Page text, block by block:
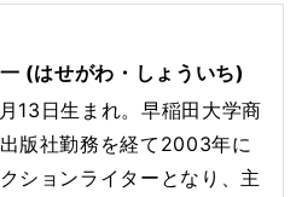
(はせがわ・しょういち)
13日生まれ。早稲田大学商
版社勤務を経て2003年に
ションライターとなり、主